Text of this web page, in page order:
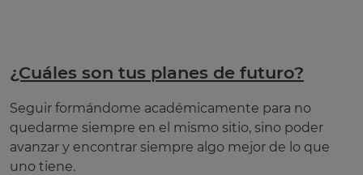
¿Cuáles son tus planes de futuro?
Seguir formándome académicamente para no
quedarme siempre en el mismo sitio, sino poder
avanzar y encontrar siempre algo mejor de lo que
uno tiene.